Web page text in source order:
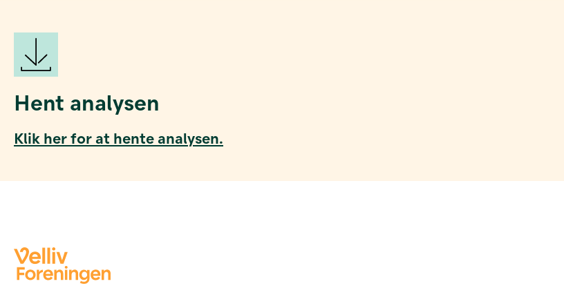
Hent analysen
Klik her for at hente analysen.